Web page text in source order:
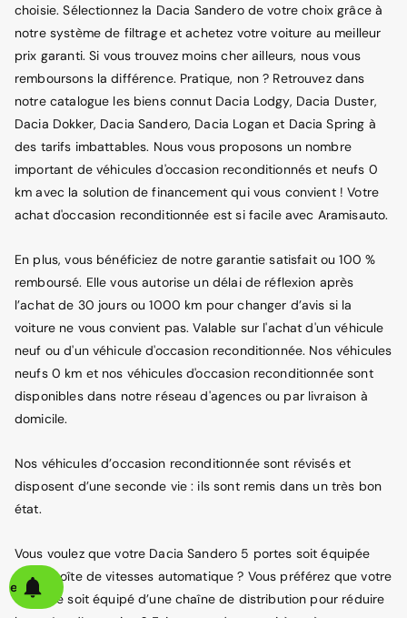
choisie. Sélectionnez la Dacia Sandero de votre choix grâce à
notre système de filtrage et achetez votre voiture au meilleur
prix garanti. Si vous trouvez moins cher ailleurs, nous vous
remboursons la différence. Pratique, non ? Retrouvez dans
notre catalogue les biens connut Dacia Lodgy, Dacia Duster,
Dacia Dokker, Dacia Sandero, Dacia Logan et Dacia Spring à
des tarifs imbattables. Nous vous proposons un nombre
important de véhicules d'occasion reconditionnés et neufs 0
km avec la solution de financement qui vous convient ! Votre
achat d'occasion reconditionnée est si facile avec Aramisauto.
En plus, vous bénéficiez de notre garantie satisfait ou 100 %
remboursé. Elle vous autorise un délai de réflexion après
l’achat de 30 jours ou 1000 km pour changer d’avis si la
voiture ne vous convient pas. Valable sur l'achat d'un véhicule
neuf ou d'un véhicule d'occasion reconditionnée. Nos véhicules
neufs 0 km et nos véhicules d'occasion reconditionnée sont
disponibles dans notre réseau d'agences ou par livraison à
domicile.
Nos véhicules d’occasion reconditionnée sont révisés et
disposent d’une seconde vie : ils sont remis dans un très bon
état.
Vous voulez que votre Dacia Sandero 5 portes soit équipée
d’une boîte de vitesses automatique ? Vous préférez que votre
véhicule soit équipé d’une chaîne de distribution pour réduire